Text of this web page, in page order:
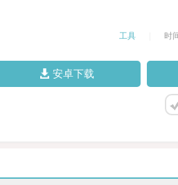
工具 时
安卓下载